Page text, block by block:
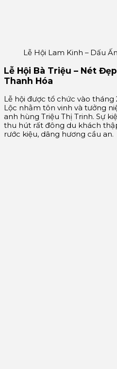
Lễ Hội Lam Kinh – Dấu
Lễ Hội Bà Triệu – Nét
Thanh Hóa
Lễ hội được tổ chức vào
Lộc nhằm tôn vinh và tưởng
anh hùng Triệu Thị Trinh. Sự
thu hút rất đông du khách
rước kiệu, dâng hương cầu an.